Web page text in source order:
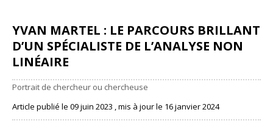
YVAN MARTEL : LE PARCOURS BRILLANT
D’UN SPÉCIALISTE DE L’ANALYSE NON
LINÉAIRE
Portrait de chercheur ou chercheuse
Article publié le 09 juin 2023 , mis à jour le 16 janvier 2024